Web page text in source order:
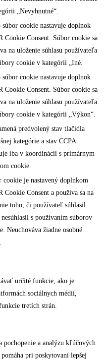
„Nevyhnutné“.
súbor cookie nastavuje doplnok
Cookie Consent. Súbor cookie sa
na uloženie súhlasu používateľa
cookie v kategórii „Iné.
súbor cookie nastavuje doplnok
Cookie Consent. Súbor cookie sa
na uloženie súhlasu používateľa
cookie v kategórii „Výkon“.
predvolený stav tlačidla
kategórie a stav CCPA.
iba v koordinácii s primárnym
cookie.
cookie je nastavený doplnkom
Cookie Consent a používa sa na
toho, či používateľ súhlasil
nesúhlasil s používaním súborov
Neuchováva žiadne osobné
určité funkcie, ako je
sociálnych médií,
tretích strán.
pochopenie a analýzu kľúčových
pri poskytovaní lepšej